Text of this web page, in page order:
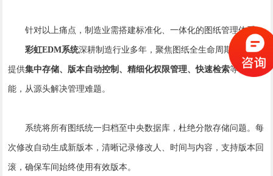
针对以上痛点，制造业需搭建标准化、一体化的图纸管理体系。
彩虹EDM系统深耕制造行业多年，聚焦图纸全生命周期管控，
提供集中存储、版本自动控制、精细化权限管理、快速检索等核心功
能，从源头解决管理难题。
系统将所有图纸统一归档至中央数据库，杜绝分散存储问题。每
次修改自动生成新版本，清晰记录修改人、时间与内容，支持版本回
滚，确保车间始终使用有效版本。